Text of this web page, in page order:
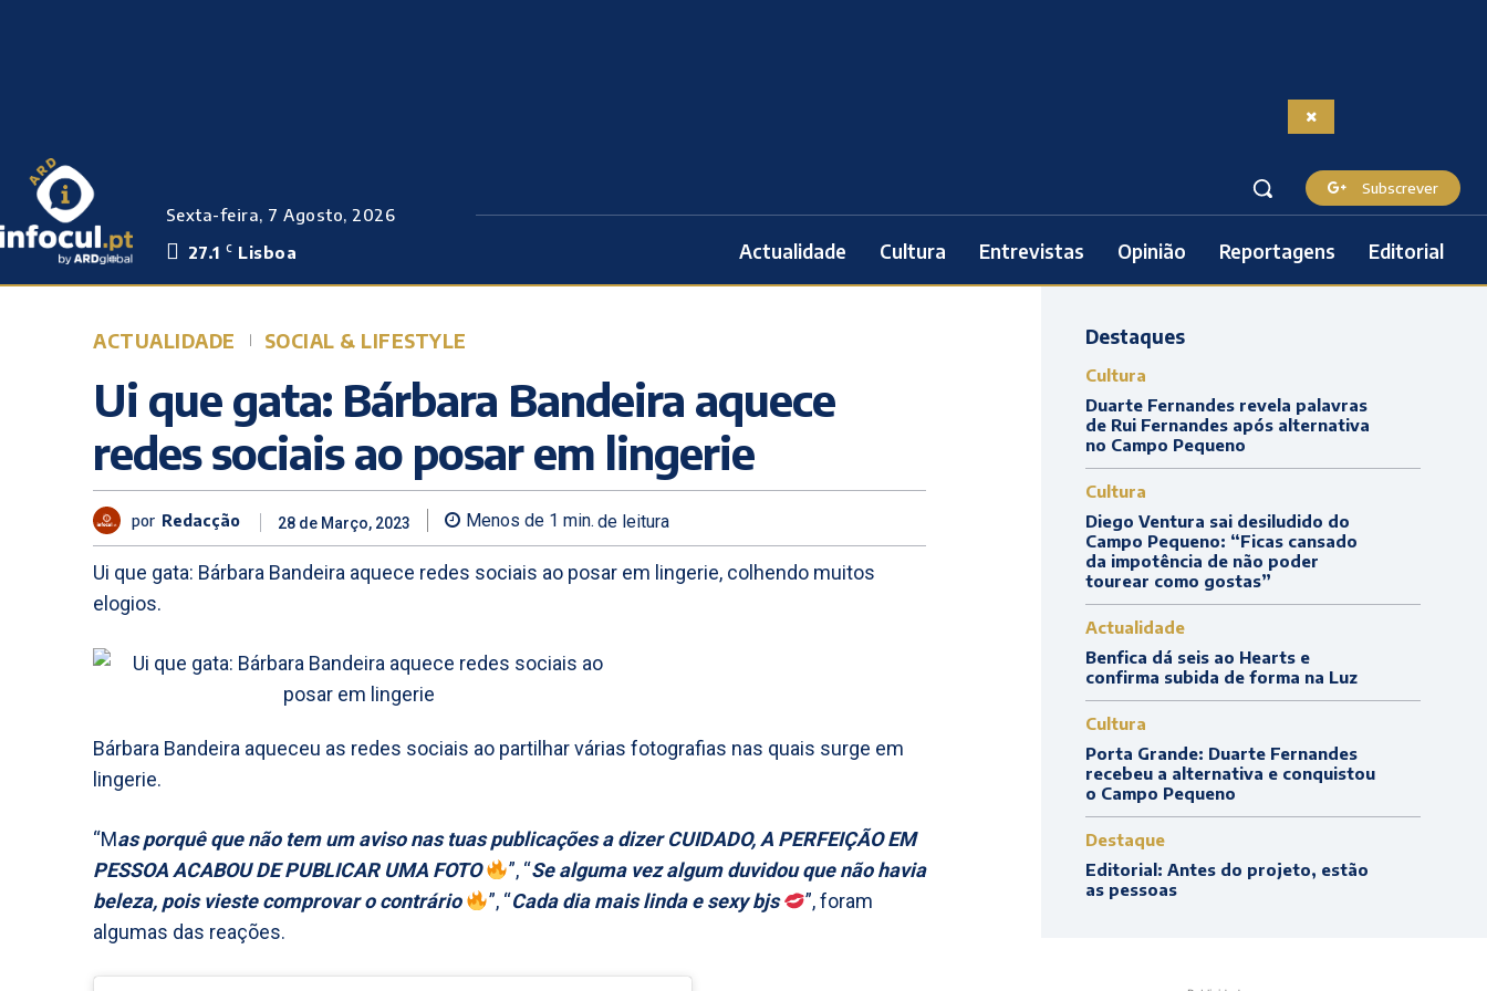
Sexta-feira, 7 Agosto, 2026
27.1 C Lisboa
Subscrever
Actualidade Cultura Entrevistas Opinião Reportagens Editorial
ACTUALIDADE SOCIAL & LIFESTYLE
Ui que gata: Bárbara Bandeira aquece
redes sociais ao posar em lingerie
por Redacção 28 de Março, 2023 Menos de 1 min. de leitura
Ui que gata: Bárbara Bandeira aquece redes sociais ao posar em lingerie, colhendo muitos
elogios.
Bárbara Bandeira aqueceu as redes sociais ao partilhar várias fotografias nas quais surge em
lingerie.
“Mas porquê que não tem um aviso nas tuas publicações a dizer CUIDADO, A PERFEIÇÃO EM
PESSOA ACABOU DE PUBLICAR UMA FOTO
”, “Se alguma vez algum duvidou que não havia
beleza, pois vieste comprovar o contrário
”, “Cada dia mais linda e sexy bjs
”, foram
algumas das reações.
Destaques
Cultura
Duarte Fernandes revela palavras
de Rui Fernandes após alternativa
no Campo Pequeno
Cultura
Diego Ventura sai desiludido do
Campo Pequeno: “Ficas cansado
da impotência de não poder
tourear como gostas”
Actualidade
Benfica dá seis ao Hearts e
confirma subida de forma na Luz
Cultura
Porta Grande: Duarte Fernandes
recebeu a alternativa e conquistou
o Campo Pequeno
Destaque
Editorial: Antes do projeto, estão
as pessoas